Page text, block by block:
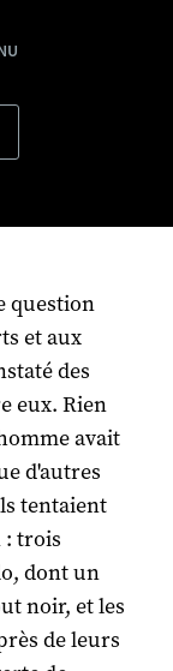
question
et aux
des
eux. Rien
avait
d'autres
tentaient
: trois
dont un
noir, et les
de leurs